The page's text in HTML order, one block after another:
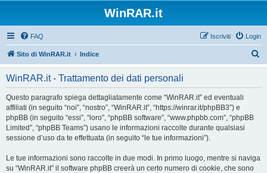
WinRAR.it
FAQ Login
Iscriviti
Sito di WinRAR.it Indice
WinRAR.it - Trattamento dei dati personali
Questo paragrafo spiega dettagliatamente come “WinRAR.it” ed eventuali
affiliati (in seguito “noi”, “nostro”, “WinRAR.it”, “https://winrar.it/phpBB3”) e
phpBB (in seguito “essi”, “loro”, “phpBB software”, “www.phpbb.com”, “phpBB
Limited”, “phpBB Teams”) usano le informazioni raccolte durante qualsiasi
sessione d’uso da te effettuata (in seguito “le tue informazioni”).
Le tue informazioni sono raccolte in due modi. In primo luogo, mentre si naviga
su “WinRAR.it” il software phpBB creerà un certo numero di cookie, che sono